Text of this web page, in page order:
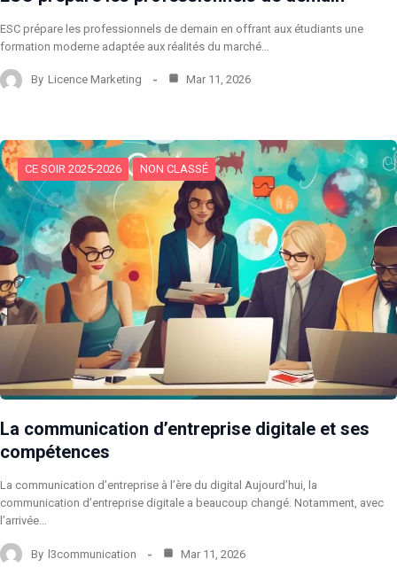
ESC prépare les professionnels de demain en offrant aux étudiants une
formation moderne adaptée aux réalités du marché…
By Licence Marketing Mar 11, 2026
CE SOIR 2025-2026 NON CLASSÉ
La communication d’entreprise digitale et ses
compétences
La communication d’entreprise à l’ère du digital Aujourd’hui, la
communication d’entreprise digitale a beaucoup changé. Notamment, avec
l’arrivée…
By l3communication Mar 11, 2026